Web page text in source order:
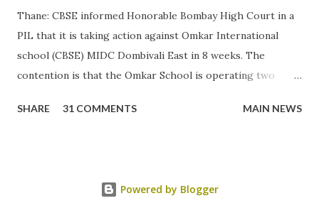
Thane: CBSE informed Honorable Bombay High Court in a
PIL that it is taking action against Omkar International
school (CBSE) MIDC Dombivali East in 8 weeks. The
contention is that the Omkar School is operating two
affiliation norms no other board school can operate in
investigation till date. The Podar International school is
SHARE 31 COMMENTS MAIN NEWS
Powered by Blogger